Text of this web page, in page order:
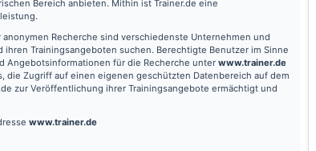
Bereich anbieten. Mithin ist Trainer.de eine
anonymen Recherche sind verschiedenste Unternehmen und
ihren Trainingsangeboten suchen. Berechtigte Benutzer im Sinne
Angebotsinformationen für die Recherche unter www.trainer.de
die Zugriff auf einen eigenen geschützten Datenbereich auf dem
zur Veröffentlichung ihrer Trainingsangebote ermächtigt und
www.trainer.de